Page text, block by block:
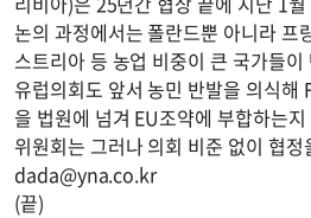
논의 과정에서는 폴란드뿐 아니라 프
스트리아 등 농업 비중이 큰 국가들이
유럽의회도 앞서 농민 반발을 의식해
을 법원에 넘겨 EU조약에 부합하는
위원회는 그러나 의회 비준 없이 협
dada@yna.co.kr
(끝)